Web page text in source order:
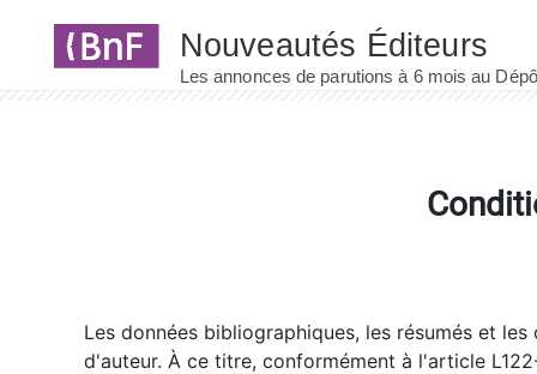
Les données bibliographiques, les résumés et
d'auteur. À ce titre, conformément à l'article